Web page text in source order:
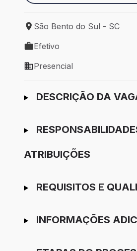
Local de trabalho: São Bento
São Bento do Sul - SC
Tipo de vaga: Efetivo
Efetivo
Modelo de trabalho: Presencial
Presencial
Ir para candidatura
DESCRIÇÃO DA
ATRIBUIÇÕES
REQUISITOS E
INFORMAÇÕES